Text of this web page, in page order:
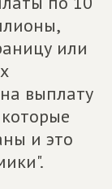
или
выплату
и это